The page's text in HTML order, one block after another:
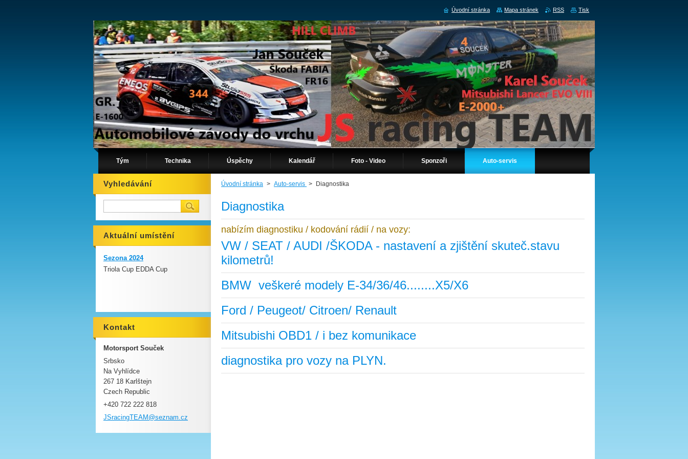
Tým Technika Úspěchy Kalendář Foto - Video Sponzoři Auto-servis
Úvodní stránka > Auto-servis > Diagnostika
Diagnostika
nabízím diagnostiku / kodování rádií / na vozy:
VW / SEAT / AUDI /ŠKODA - nastavení a zjištění skuteč.stavu
kilometrů!
BMW veškeré modely E-34/36/46........X5/X6
Ford / Peugeot/ Citroen/ Renault
Mitsubishi OBD1 / i bez komunikace
diagnostika pro vozy na PLYN.
Vyhledávání
Aktuální umístění
Sezona 2024
Triola Cup EDDA Cup
Kontakt
Motorsport Souček
Srbsko
Na Vyhlídce
267 18 Karlštejn
Czech Republic
+420 722 222 818
JSracingTEAM@seznam.cz
Úvodní stránka Mapa stránek RSS Tisk